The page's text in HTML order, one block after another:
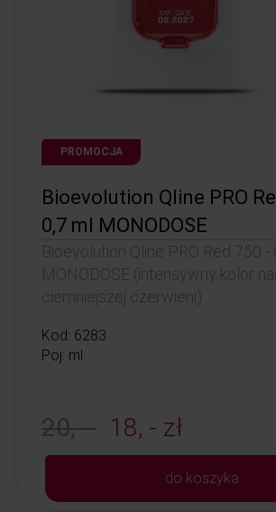
PROMOCJA
Bioevolution Qline PRO
0,7 ml MONODOSE
Bioevolution Qline PRO Red 750 -
MONODOSE (intensywny kolor
ciemniejszej czerwieni)
Kod: 6283
Poj: ml
20, - 18, - zł
do koszyka